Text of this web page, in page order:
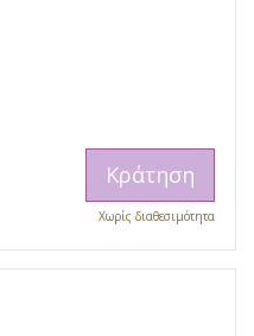
Κράτηση
Χωρίς διαθεσιμότητα